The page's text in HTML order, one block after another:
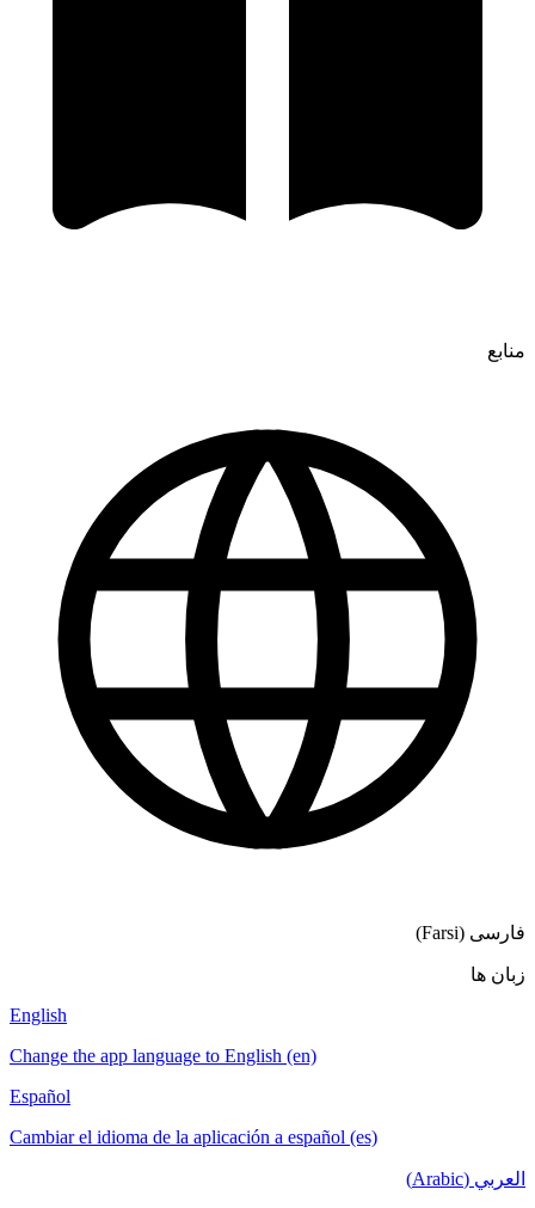
منابع
فارسی (Farsi)
زبان ها
English
Change the app language to English (en)
Español
Cambiar el idioma de la aplicación a español (es)
العربي (Arabic)